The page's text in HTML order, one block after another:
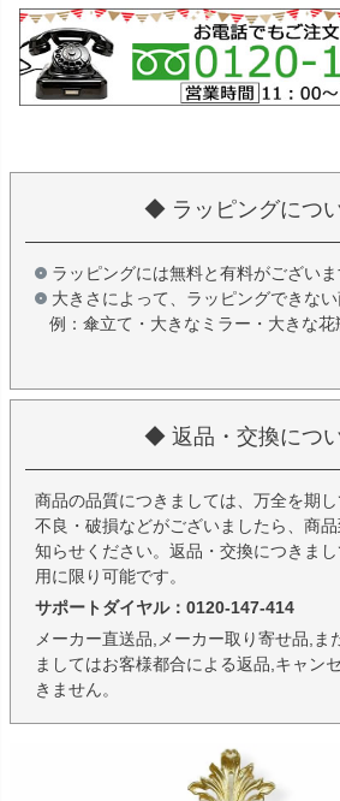
◆ ラッピングにつ
ラッピングには無料と有料がございま
大きさによって、ラッピングできない
例：傘立て・大きなミラー・大きな花
◆ 返品・交換につ
商品の品質につきましては、万全を期
不良・破損などがございましたら、商
知らせください。返品・交換につきま
用に限り可能です。
サポートダイヤル：0120-147-414
メーカー直送品,メーカー取り寄せ品,ま
ましてはお客様都合による返品,キャン
きません。